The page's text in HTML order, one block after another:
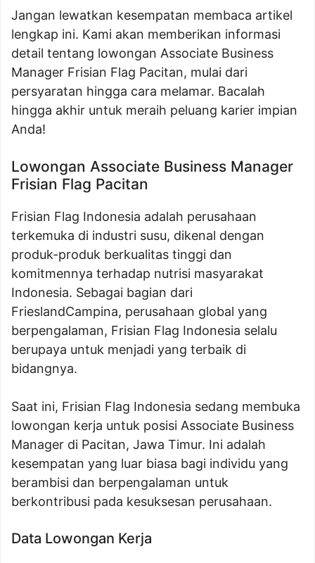
Jangan lewatkan kesempatan membaca artikel
lengkap ini. Kami akan memberikan informasi
detail tentang lowongan Associate Business
Manager Frisian Flag Pacitan, mulai dari
persyaratan hingga cara melamar. Bacalah
hingga akhir untuk meraih peluang karier impian
Anda!
Lowongan Associate Business Manager
Frisian Flag Pacitan
Frisian Flag Indonesia adalah perusahaan
terkemuka di industri susu, dikenal dengan
produk-produk berkualitas tinggi dan
komitmennya terhadap nutrisi masyarakat
Indonesia. Sebagai bagian dari
FrieslandCampina, perusahaan global yang
berpengalaman, Frisian Flag Indonesia selalu
berupaya untuk menjadi yang terbaik di
bidangnya.
Saat ini, Frisian Flag Indonesia sedang membuka
lowongan kerja untuk posisi Associate Business
Manager di Pacitan, Jawa Timur. Ini adalah
kesempatan yang luar biasa bagi individu yang
berambisi dan berpengalaman untuk
berkontribusi pada kesuksesan perusahaan.
Data Lowongan Kerja